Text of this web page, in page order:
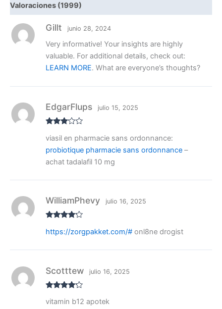
Valoraciones (1999)
Gillt junio 28, 2024
Very informative! Your insights are highly
valuable. For additional details, check out:
LEARN MORE. What are everyone’s thoughts?
do con
de 5
EdgarFlups julio 15, 2025
viasil en pharmacie sans ordonnance:
probiotique pharmacie sans ordonnance–
achat tadalafil 10 mg
con4de
WilliamPhevy julio 16, 2025
https://zorgpakket.com/#onl8ne drogist
con4de
Scotttew julio 16, 2025
vitamin b12 apotek